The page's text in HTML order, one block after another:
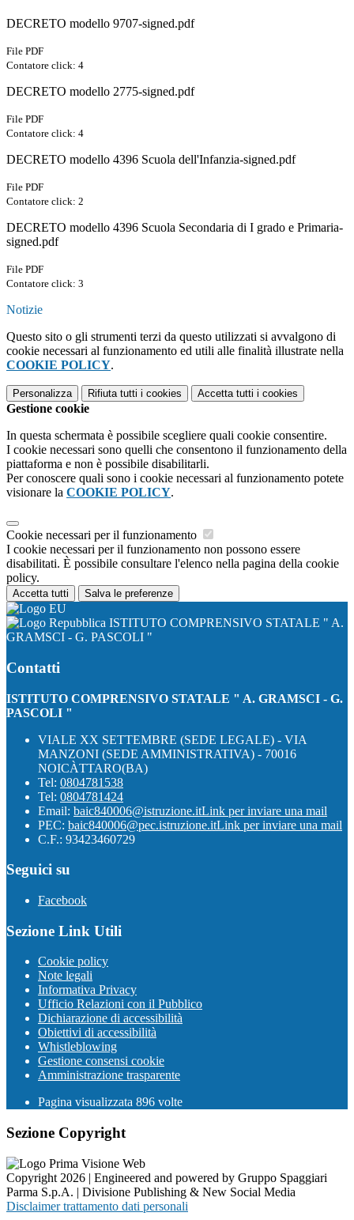
DECRETO modello 9707-signed.pdf
File PDF
Contatore click: 4
DECRETO modello 2775-signed.pdf
File PDF
Contatore click: 4
DECRETO modello 4396 Scuola dell'Infanzia-signed.pdf
File PDF
Contatore click: 2
DECRETO modello 4396 Scuola Secondaria di I grado e Primaria-
signed.pdf
File PDF
Contatore click: 3
Notizie
Questo sito o gli strumenti terzi da questo utilizzati si avvalgono di
cookie necessari al funzionamento ed utili alle finalità illustrate nella
COOKIE POLICY.
Personalizza Rifiuta tutti i cookies Accetta tutti i cookies
Gestione cookie
In questa schermata è possibile scegliere quali cookie consentire.
I cookie necessari sono quelli che consentono il funzionamento della
piattaforma e non è possibile disabilitarli.
Per conoscere quali sono i cookie necessari al funzionamento potete
visionare la COOKIE POLICY.
Cookie necessari per il funzionamento
I cookie necessari per il funzionamento non possono essere
disabilitati. È possibile consultare l'elenco nella pagina della cookie
policy.
Accetta tutti Salva le preferenze
ISTITUTO COMPRENSIVO STATALE " A.
GRAMSCI - G. PASCOLI "
Contatti
ISTITUTO COMPRENSIVO STATALE " A. GRAMSCI - G.
PASCOLI "
VIALE XX SETTEMBRE (SEDE LEGALE) - VIA
MANZONI (SEDE AMMINISTRATIVA) - 70016
NOICÀTTARO(BA)
Tel: 0804781538
Tel: 0804781424
Email: baic840006@istruzione.itLink per inviare una mail
PEC: baic840006@pec.istruzione.itLink per inviare una mail
C.F.: 93423460729
Seguici su
Facebook
Sezione Link Utili
Cookie policy
Note legali
Informativa Privacy
Ufficio Relazioni con il Pubblico
Dichiarazione di accessibilità
Obiettivi di accessibilità
Whistleblowing
Gestione consensi cookie
Amministrazione trasparente
Pagina visualizzata 896 volte
Sezione Copyright
Copyright 2026 | Engineered and powered by Gruppo Spaggiari
Parma S.p.A. | Divisione Publishing & New Social Media
Disclaimer trattamento dati personali